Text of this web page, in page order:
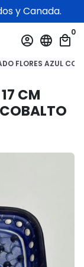
y Canada.
account_circle language local_mall
0
FLORES AZUL
CM